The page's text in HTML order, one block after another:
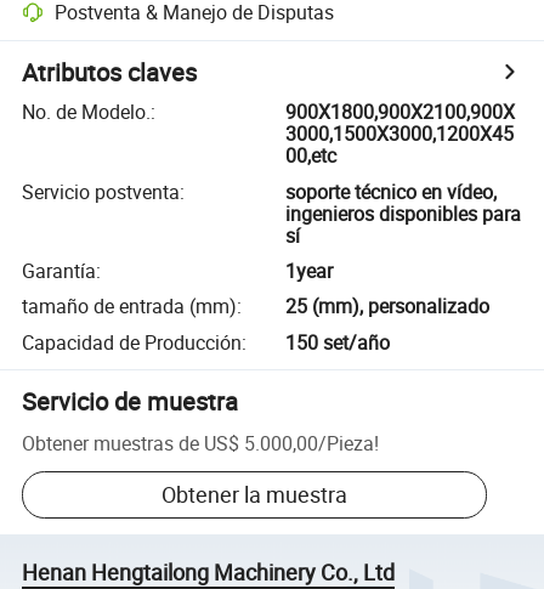
Postventa & Manejo de Disputas
Atributos claves
No. de Modelo.:
900X1800,900X2100,900X
3000,1500X3000,1200X45
00,etc
Servicio postventa:
soporte técnico en vídeo,
ingenieros disponibles para
sí
Garantía:
1year
tamaño de entrada (mm):
25 (mm), personalizado
Capacidad de Producción: 150 set/año
Servicio de muestra
Obtener muestras de US$ 5.000,00/Pieza!
Obtener la muestra
Henan Hengtailong Machinery Co., Ltd